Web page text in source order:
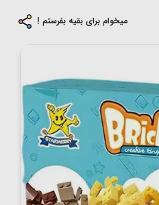
میخوام برای بقیه بفرستم !